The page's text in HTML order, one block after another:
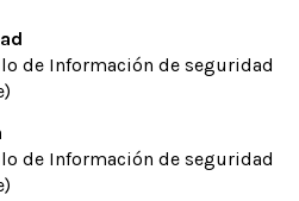
de Información de seguridad
de Información de seguridad